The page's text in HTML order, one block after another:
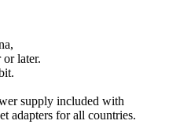
later.
supply included with
adapters for all countries.